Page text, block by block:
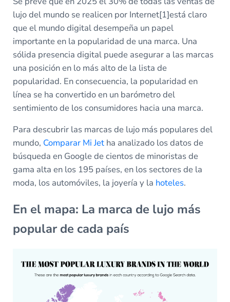
lujo del mundo se realicen por Internet[1]está claro
que el mundo digital desempeña un papel
importante en la popularidad de una marca. Una
sólida presencia digital puede asegurar a las marcas
una posición en lo más alto de la lista de
popularidad. En consecuencia, la popularidad en
línea se ha convertido en un barómetro del
sentimiento de los consumidores hacia una marca.
Para descubrir las marcas de lujo más populares del
mundo, Comparar Mi Jetha analizado los datos de
búsqueda en Google de cientos de minoristas de
gama alta en los 195 países, en los sectores de la
moda, los automóviles, la joyería y la hoteles.
En el mapa: La marca de lujo más
popular de cada país